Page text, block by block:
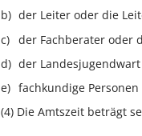
der Leiter oder die
der Fachberater oder
der
fachkundige
(4) Die Amtszeit beträgt